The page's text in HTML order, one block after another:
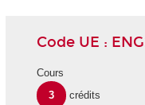
Code UE :
Cours
3
crédits